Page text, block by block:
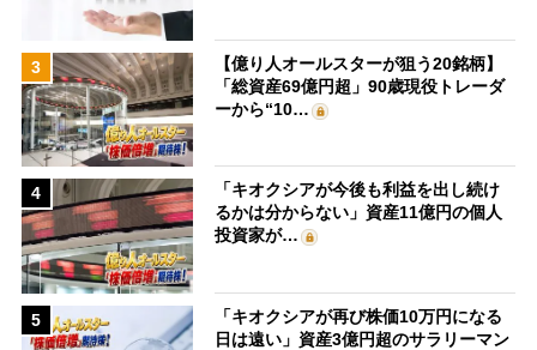
3
【億り人オールスターが狙う20銘柄】
「総資産69億円超」90歳現役トレーダ
ーから“10…
4
「キオクシアが今後も利益を出し続け
るかは分からない」資産11億円の個人
投資家が…
5
「キオクシアが再び株価10万円になる
日は遠い」資産3億円超のサラリーマン